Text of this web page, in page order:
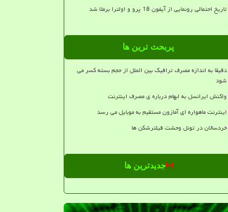
تاریخ احتمالی رونمایی از آیفون 18 پرو و اولترا برملا شد
پربحث ترین ها
دقیقا به اندازه مصرف ترافیک بین الملل از حجم بسته کسر می
شود
واکنش ایرانسل به ابهام درباره ی مصرف اینترنت
اینترنت ماهواره ای آمازون مستقیم به موبایل می رسد
خردسالان در تونل وحشت فیلترشکن ها
جدیدترین ها